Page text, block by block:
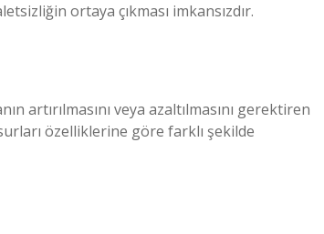
ortaya çıkması imkansızdır.
artırılmasını veya azaltılmasını gerektiren
özelliklerine göre farklı şekilde